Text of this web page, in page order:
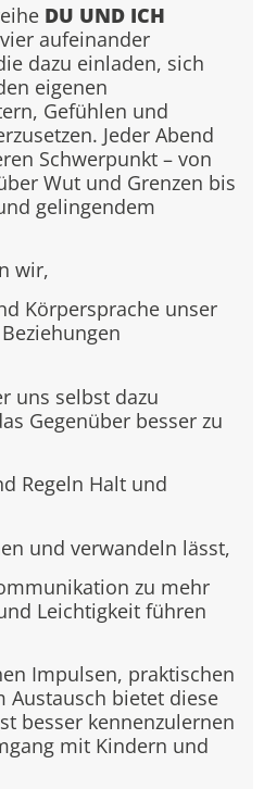
DU UND ICH
aufeinander
dazu einladen, sich
eigenen
Gefühlen und
Jeder Abend
Schwerpunkt – von
Wut und Grenzen bis
gelingendem
wir,
Körpersprache unser
uns selbst dazu
Gegenüber besser zu
Regeln Halt und
und verwandeln lässt,
zu mehr
Leichtigkeit führen
Impulsen, praktischen
Austausch bietet diese
besser kennenzulernen
mit Kindern und